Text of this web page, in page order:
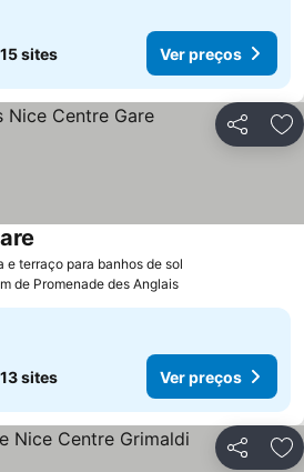
15 sites Ver preços
Partilhar
e terraço para banhos de sol
de Promenade des Anglais
13 sites Ver preços
Partilhar